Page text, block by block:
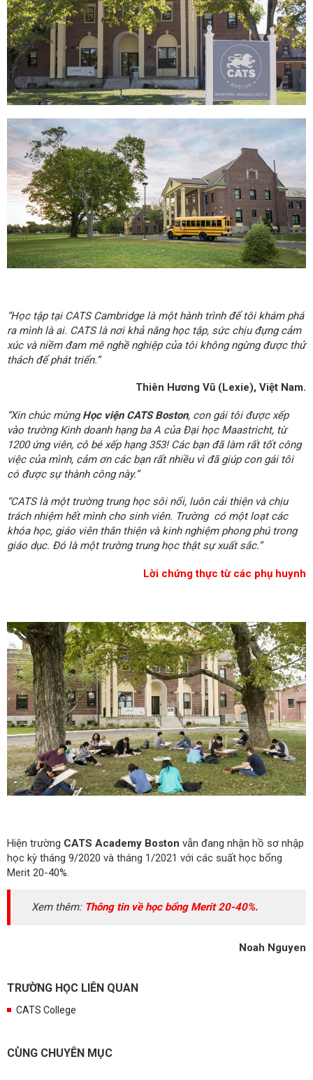
“Học tập tại CATS Cambridge là một hành trình để tôi khám phá
ra mình là ai. CATS là nơi khả năng học tập, sức chịu đựng cảm
xúc và niềm đam mê nghề nghiệp của tôi không ngừng được thử
thách để phát triển.”
Thiên Hương Vũ (Lexie), Việt Nam.
“Xin chúc mừngHọc viện CATS Boston, con gái tôi được xếp
vào trường Kinh doanh hạng ba A của Đại học Maastricht, từ
1200 ứng viên, cô bé xếp hạng 353! Các bạn đã làm rất tốt công
việc của mình, cảm ơn các bạn rất nhiều vì đã giúp con gái tôi
có được sự thành công này.”
“CATS là một trường trung học sôi nổi, luôn cải thiện và chịu
trách nhiệm hết mình cho sinh viên. Trường có một loạt các
khóa học, giáo viên thân thiện và kinh nghiệm phong phú trong
giáo dục. Đó là một trường trung học thật sự xuất sắc.”
Lời chứng thực từ các phụ huynh
Hiện trường CATS Academy Boston vẫn đang nhận hồ sơ nhập
học kỳ tháng 9/2020 và tháng 1/2021 với các suất học bổng
Merit 20-40%.
Xem thêm: Thông tin về học bổng Merit 20-40%.
Noah Nguyen
TRƯỜNG HỌC LIÊN QUAN
CATS College
CÙNG CHUYÊN MỤC